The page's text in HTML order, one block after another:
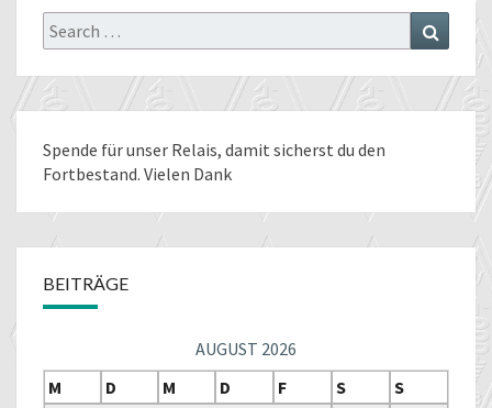
Search
for:
Search
Spende für unser Relais, damit sicherst du den
Fortbestand. Vielen Dank
BEITRÄGE
AUGUST 2026
M
D M D F S
S